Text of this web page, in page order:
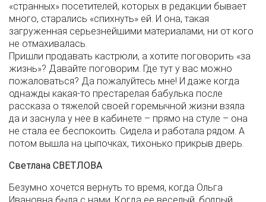
«странных» посетителей, которых в редакции бывает
много, старались «спихнуть» ей. И она, такая
загруженная серьезнейшими материалами, ни от кого
не отмахивалась.
Пришли продавать кастрюли, а хотите поговорить «за
жизнь»? Давайте поговорим. Где тут у вас можно
пожаловаться? Да пожалуйтесь мне! И даже когда
однажды какая-то престарелая бабулька после
рассказа о тяжелой своей горемычной жизни взяла
да и заснула у нее в кабинете – прямо на стуле – она
не стала ее беспокоить. Сидела и работала рядом. А
потом вышла на цыпочках, тихонько прикрыв дверь.
Светлана СВЕТЛОВА
Безумно хочется вернуть то время, когда Ольга